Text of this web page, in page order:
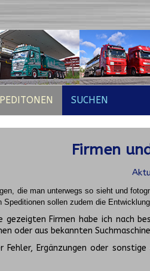
SUCHEN
Firmen
die man unterwegs so sieht und
Speditionen sollen zudem die
gezeigten Firmen habe ich nach
oder aus bekannten
Fehler, Ergänzungen oder